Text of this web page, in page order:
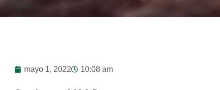
mayo 1, 2022 10:08 am